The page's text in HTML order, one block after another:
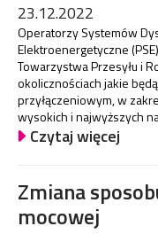
23.12.2022
Operatorzy Systemów
Elektroenergetyczne
Towarzystwa Przesyłu i
okolicznościach jakie
przyłączeniowym, w
wysokich i najwyższych
Czytaj więcej
Zmiana
mocowej